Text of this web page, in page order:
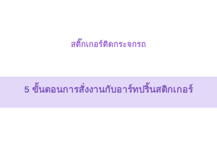
สติ๊กเกอร์ติดกระจกรถ
5 ขั้นตอนการสั่งงานกับอาร์ทปริ้นสติกเกอร์